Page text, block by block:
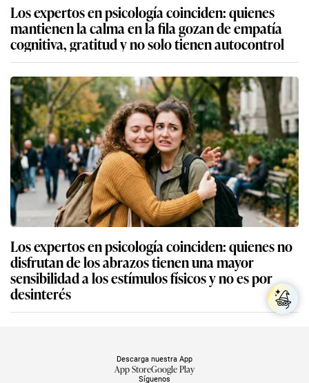
Los expertos en psicología coinciden: quienes
mantienen la calma en la fila gozan de empatía
cognitiva, gratitud y no solo tienen autocontrol
Los expertos en psicología coinciden: quienes no
disfrutan de los abrazos tienen una mayor
sensibilidad a los estímulos físicos y no es por
desinterés
Síguenos
Descarga nuestra App
App StoreGoogle Play